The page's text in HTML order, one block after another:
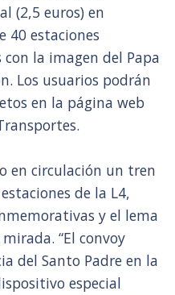
(2,5 euros) en
40 estaciones
la imagen del Papa
Los usuarios podrán
en la página web
en circulación un tren
de la L4,
y el lema
“El convoy
del Santo Padre en la
especial